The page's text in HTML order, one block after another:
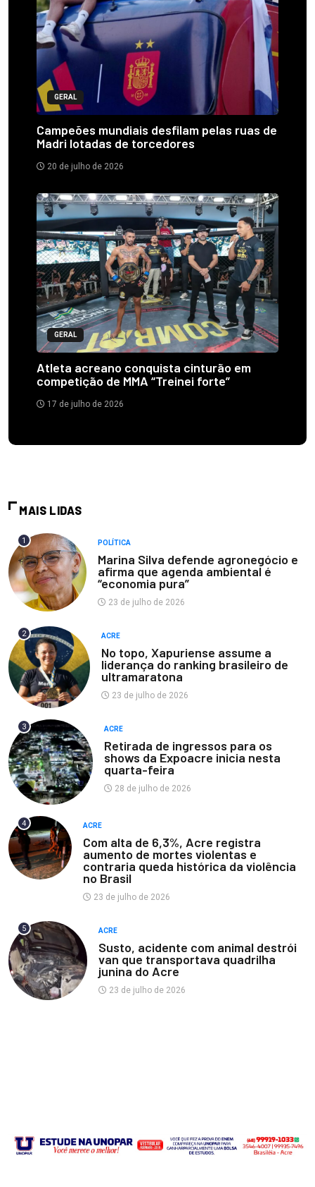
GERAL
Campeões mundiais desfilam pelas ruas de
Madri lotadas de torcedores
20 de julho de 2026
GERAL
Atleta acreano conquista cinturão em
competição de MMA “Treinei forte”
17 de julho de 2026
MAIS LIDAS
1 POLÍTICA
Marina Silva defende agronegócio e
afirma que agenda ambiental é
“economia pura”
23 de julho de 2026
2 ACRE
No topo, Xapuriense assume a
liderança do ranking brasileiro de
ultramaratona
23 de julho de 2026
3 ACRE
Retirada de ingressos para os
shows da Expoacre inicia nesta
quarta-feira
28 de julho de 2026
4 ACRE
Com alta de 6,3%, Acre registra
aumento de mortes violentas e
contraria queda histórica da violência
no Brasil
23 de julho de 2026
5 ACRE
Susto, acidente com animal destrói
van que transportava quadrilha
junina do Acre
23 de julho de 2026